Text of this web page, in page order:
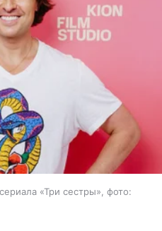
«Три сестры», фото: